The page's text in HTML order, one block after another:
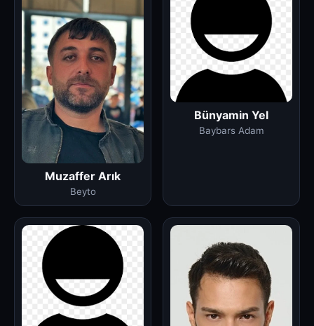
Muzaffer Arık
Beyto
Bünyamin Yel
Baybars Adam